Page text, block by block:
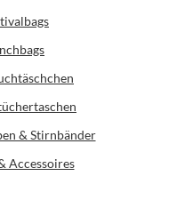
& Stirnbänder
Accessoires